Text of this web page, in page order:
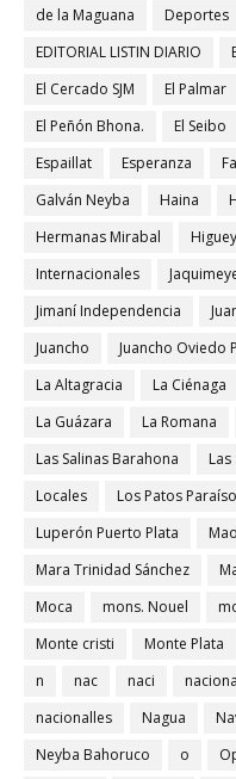
de la Maguana
Deportes
EDITORIAL LISTIN DIARIO
El Cercado SJM
El Palmar
El Peñón Bhona.
El Seibo
Espaillat
Esperanza
Galván Neyba
Haina
Hermanas Mirabal
Higuey
Internacionales
Jimaní Independencia
Juancho
Juancho Oviedo
La Altagracia
La Ciénaga
La Guázara
La Romana
Las Salinas Barahona
Locales
Los Patos Paraíso
Luperón Puerto Plata
Mao
Mara Trinidad Sánchez
Moca
mons. Nouel
Monte cristi
Monte Plata
n
nac naci
nacionalles
Nagua
Neyba Bahoruco
o